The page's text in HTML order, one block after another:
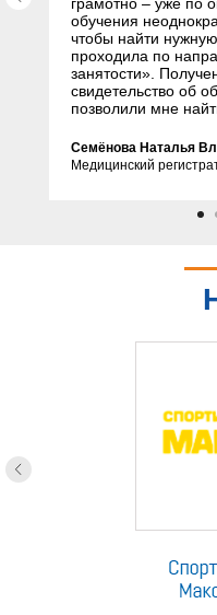
обучения
чтобы найти
проходила по
занятости».
свидетельство об
позволили мне
Семёнова Наталья
Медицинский